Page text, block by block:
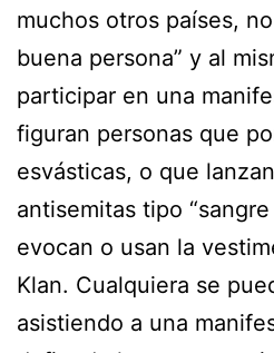
muchos otros países,
buena persona” y al
participar en una
figuran personas que
esvásticas, o que
antisemitas tipo
evocan o usan la
Klan. Cualquiera se
asistiendo a una